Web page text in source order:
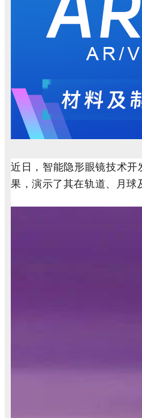
近日，智能隐形眼镜技术
果，演示了其在轨道、月球